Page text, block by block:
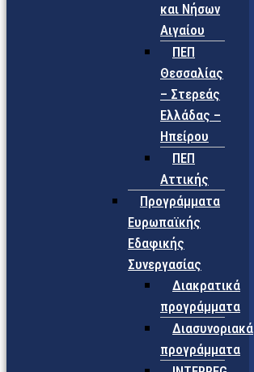
και Νήσων
Αιγαίου
ΠΕΠ
Θεσσαλίας
– Στερεάς
Ελλάδας –
Ηπείρου
ΠΕΠ
Αττικής
Προγράμματα
Ευρωπαϊκής
Εδαφικής
Συνεργασίας
Διακρατικά
προγράμματα
Διασυνοριακά
προγράμματα